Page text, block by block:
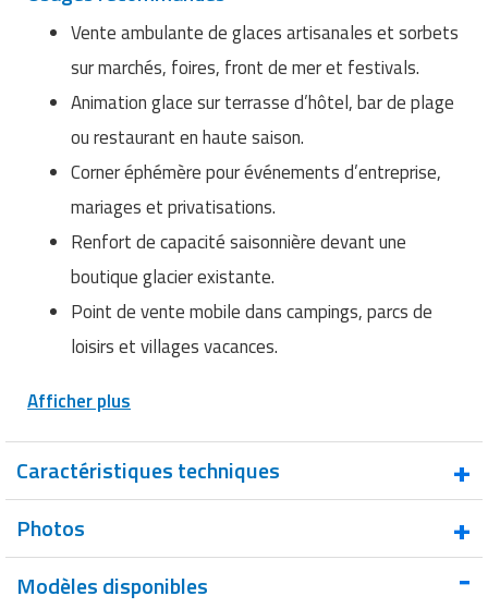
Vente ambulante de glaces artisanales et sorbets
sur marchés, foires, front de mer et festivals.
Animation glace sur terrasse d’hôtel, bar de plage
ou restaurant en haute saison.
Corner éphémère pour événements d’entreprise,
mariages et privatisations.
Renfort de capacité saisonnière devant une
boutique glacier existante.
Point de vente mobile dans campings, parcs de
loisirs et villages vacances.
Afficher plus
Caractéristiques techniques
Type de
Longueur (cm)
200 cm
Photos
Modèles disponibles